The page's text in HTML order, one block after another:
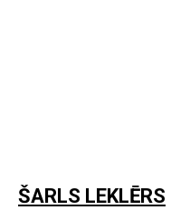
ŠARLS LEKLĒRS